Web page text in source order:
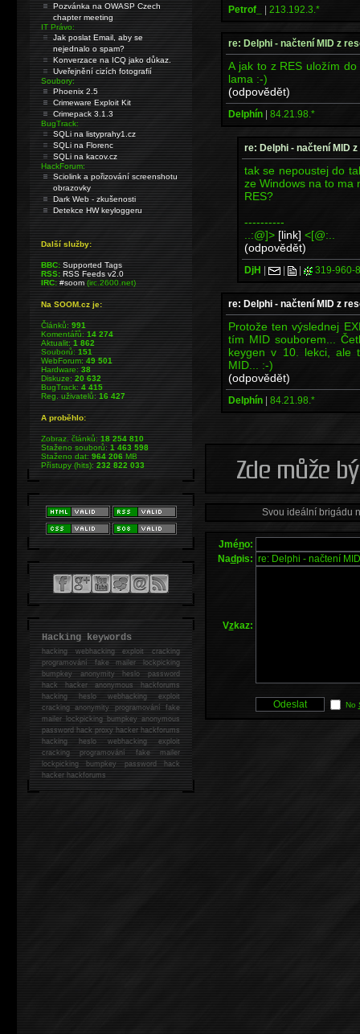
Petrof_ | 213.192.3.*
re: Delphi - načtení MID z
A jak to z RES uložím
lama :-)
(odpovědět)
Delphín | 84.21.98.*
re: Delphi - načtení MID
tak se nepoustej do
ze Windows na to ma
RES?
----------
..:@]> [link] <[@:..
(odpovědět)
DjH | | | 319-960-
re: Delphi - načtení MID z
Protože ten výslednej
tím MID souborem...
keygen v 10. lekci, ale
MID... :-)
(odpovědět)
Delphín | 84.21.98.*
Svou ideální brigádu
Jméno:
Nadpis:
Vzkaz:
No
Pozvánka na OWASP Czech
chapter meeting
IT Právo:
Jak poslat Email, aby se
nejednalo o spam?
Konverzace na ICQ jako důkaz.
Uveřejnění cizích fotografií
Soubory:
Phoenix 2.5
Crimeware Exploit Kit
Crimepack 3.1.3
BugTrack:
SQLi na listyprahy1.cz
SQLi na Florenc
SQLi na kacov.cz
HackForum:
Sciolink a pořizování screenshotu
obrazovky
Dark Web - zkušenosti
Detekce HW keyloggeru
Další služby:
BBC: Supported Tags
RSS: RSS Feeds v2.0
IRC: #soom(irc.2600.net)
Na SOOM.cz je:
Článků:991
Komentářů:14 274
Aktualit:1 862
Souborů:151
WebForum:49 501
Hardware:38
Diskuze:20 632
BugTrack:4 415
Reg. uživatelů:16 427
A proběhlo:
Zobraz. článků:18 254 810
Staženo souborů:1 463 598
Staženo dat:964 206MB
Přístupy (hits):232 822 033
Hacking keywords
hackingwebhacking exploit cracking
programování fake mailer lockpicking
bumpkey anonymity heslo password
hackhacker anonymous hackforums
hackingheslo webhacking exploit
cracking anonymity programování fake
mailer lockpicking bumpkey anonymous
password hack proxy hacker hackforums
hacking heslo webhacking exploit
cracking programování fake mailer
lockpicking bumpkey password hack
hackerhackforums